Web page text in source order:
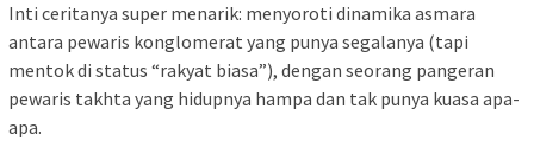
Inti ceritanya super menarik: menyoroti dinamika asmara
antara pewaris konglomerat yang punya segalanya (tapi
mentok di status “rakyat biasa”), dengan seorang pangeran
pewaris takhta yang hidupnya hampa dan tak punya kuasa apa-
apa.